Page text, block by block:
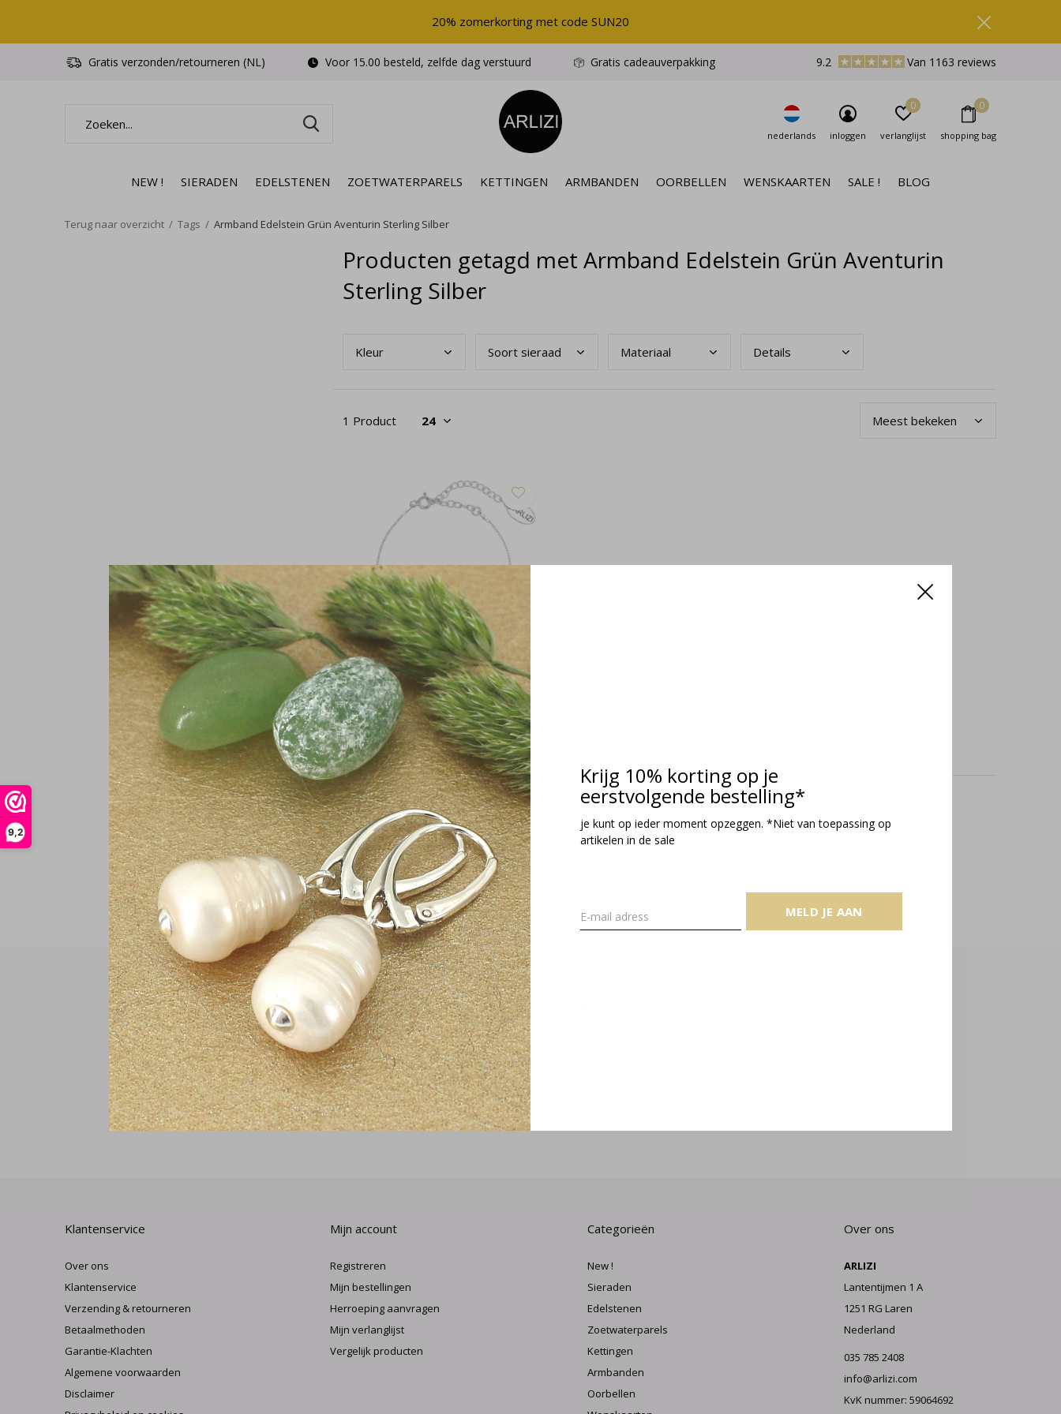
9,2
Krijg 10% korting op je
eerstvolgende bestelling*
je kunt op ieder moment opzeggen. *Niet van toepassing op
artikelen in de sale
MELD JE AAN
NEW ! SIERADEN EDELSTENEN ZOETWATERPARELS KETTINGEN ARMBANDEN OORBELLEN WENSKAARTEN SALE ! BLOG
nederlands inloggen verlanglijst
0
shopping bag
0
Gratis verzonden/retourneren (NL) Voor 15.00 besteld, zelfde dag verstuurd Gratis cadeauverpakking 9.2 Van 1163 reviews
20% zomerkorting met code SUN20
Terug naar overzicht Tags Armband Edelstein Grün Aventurin Sterling Silber
Producten getagd met Armband Edelstein Grün Aventurin
Sterling Silber
Kleur Soort sieraad Materiaal Details
1 Product
Armband groen aventurijn 925 zilver
- 2030
€32,95
Incl. btw
Seen 1 of the 1 products
Meld je aan voor onze nieuwsbrief
Ontvang de nieuwste aanbiedingen en promoties
Klantenservice
Over ons
Klantenservice
Verzending & retourneren
Betaalmethoden
Garantie-Klachten
Algemene voorwaarden
Disclaimer
Mijn account
Registreren
Mijn bestellingen
Herroeping aanvragen
Mijn verlanglijst
Vergelijk producten
Categorieën
New !
Sieraden
Edelstenen
Zoetwaterparels
Kettingen
Armbanden
Oorbellen
Over ons
ARLIZI
Lantentijmen 1 A
1251 RG Laren
Nederland
035 785 2408
info@arlizi.com
KvK nummer: 59064692